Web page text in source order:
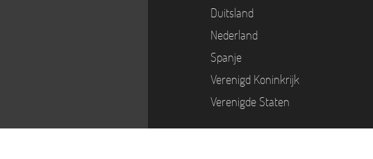
Duitsland
Nederland
Spanje
Verenigd Koninkrijk
Verenigde Staten